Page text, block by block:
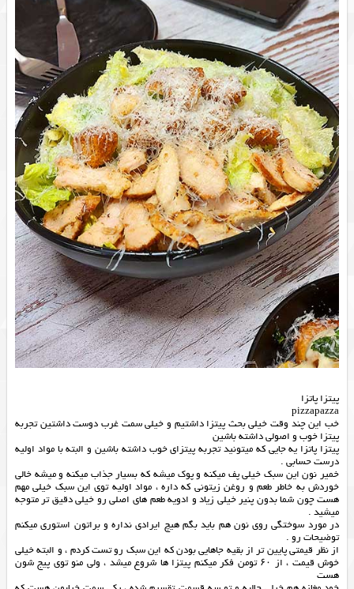
پیتزا پاتزا
pizzapazza
خب این چند وقت خیلی بحث پیتزا داشتیم و خیلی سمت غرب دوست داشتین تجربه
پیتزا خوب و اصولی داشته باشین
پیتزا پاتزا یه جایی که میتونید تجربه پیتزای خوب داشته باشین و البته با مواد اولیه
درست حسابی .
خمیر نون این سبک خیلی پف میکنه و پوک میشه که بسیار جذاب میکنه و میشه خالی
خوردش به خاطر طعم و روغن زیتونی که داره ، مواد اولیه توی این سبک خیلی مهم
هست چون شما بدون پنیر خیلی زیاد و ادویه طعم های اصلی رو خیلی دقیق تر متوجه
میشید .
در مورد سوختگی روی نون هم باید بگم هیچ ایرادی نداره و براتون استوری میکنم
توضیحات رو .
از نظر قیمتی پایین تر از بقیه جاهایی بودن که این سبک رو تست کردم ، و البته خیلی
خوش قیمت ، از ۶۰ تومن فکر میکنم پیتزا ها شروع میشد ، ولی منو توی پیج شون
هست